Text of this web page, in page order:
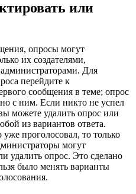
или
опросы могут
их создателями,
Для
перейдите к
сообщения в теме; опрос
с ним. Если никто не успел
можете удалить опрос или
из вариантов ответа.
проголосовал, то только
могут
удалить опрос. Это сделано
было менять варианты